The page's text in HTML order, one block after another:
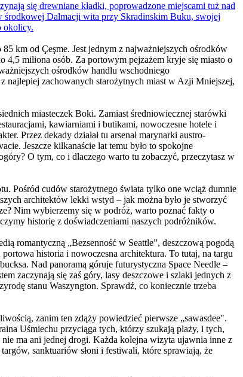
się drewniane kładki, poprowadzone miejscami tuż nad
środkowej Dalmacji wita przy Skradinskim Buku, swojej
okolicy.
km od Çeşme. Jest jednym z najważniejszych ośrodków
4,5 miliona osób. Za portowym pejzażem kryje się miasto o
ośrodków handlu wschodniego
najlepiej zachowanych starożytnych miast w Azji Mniejszej,
miasteczek Boki. Zamiast średniowiecznej starówki
kawiarniami i butikami, nowoczesne hotele i
Przez dekady działał tu arsenał marynarki austro-
Jeszcze kilkanaście lat temu było to spokojne
O tym, co i dlaczego warto tu zobaczyć, przeczytasz w
Pośród cudów starożytnego świata tylko one wciąż dumnie
architektów lekki wstyd – jak można było je stworzyć
Nim wybierzemy się w podróż, warto poznać fakty o
historię z doświadczeniami naszych podróżników.
romantyczną „Bezsenność w Seattle”, deszczową pogodą
historia i nowoczesna architektura. To tutaj, na targu
Nad panoramą góruje futurystyczna Space Needle –
zaczynają się zaś góry, lasy deszczowe i szlaki jednych z
stanu Waszyngton. Sprawdź, co koniecznie trzeba
zanim ten zdąży powiedzieć pierwsze „sawasdee".
Uśmiechu przyciąga tych, którzy szukają plaży, i tych,
ma ani jednej drogi. Każda kolejna wizyta ujawnia inne z
sanktuariów słoni i festiwali, które sprawiają, że